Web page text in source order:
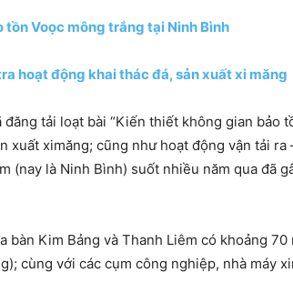
tồn Voọc mông trắng tại Ninh Bình
hoạt động khai thác đá, sản xuất xi măng
tải loạt bài “Kiến thiết không gian
xuất ximăng; cũng như hoạt động vận tải
(nay là Ninh Bình) suốt nhiều năm qua
Kim Bảng và Thanh Liêm có khoảng
cùng với các cụm công nghiệp, nhà máy